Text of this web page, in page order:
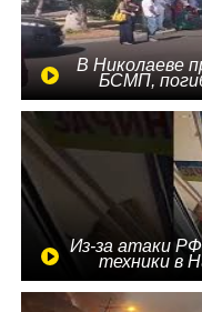
В Николаеве
БСМП,
Из-за атаки
техники в